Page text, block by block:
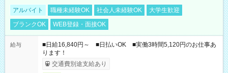
アルバイト 職種未経験OK 社会人未経験OK
大学生歓迎
ブランクOK
WEB登録・面接OK
給与
■日給16,840円～ ■日払いOK ■実働3時間5,120円のお仕事あ
ります！
交通費別途支給あり